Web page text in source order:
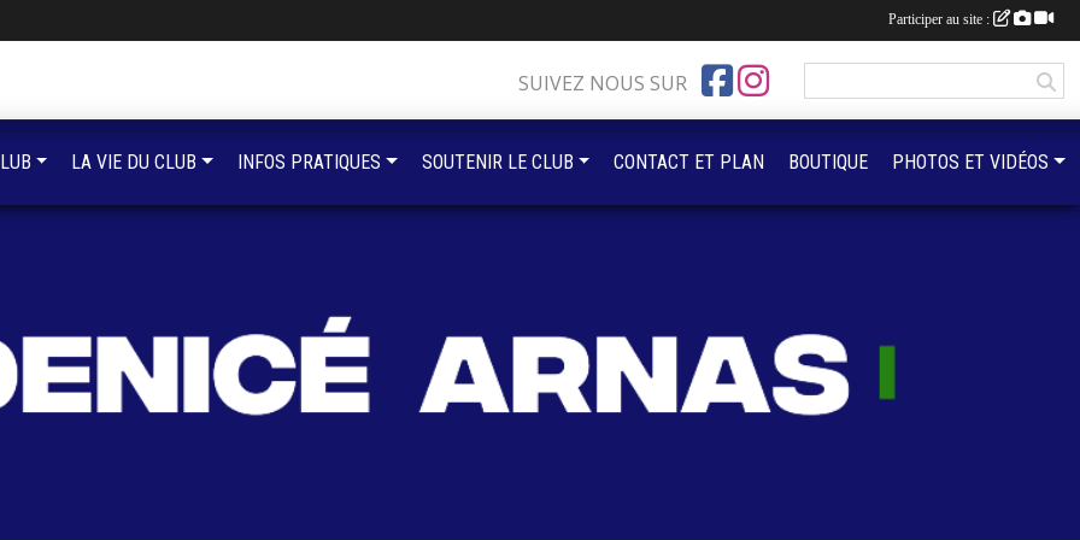
SUIVEZ NOUS SUR
LA VIE DU CLUB INFOS PRATIQUES SOUTENIR LE CLUB CONTACT ET PLAN BOUTIQUE PHOTOS ET VIDÉOS
Participer au site :